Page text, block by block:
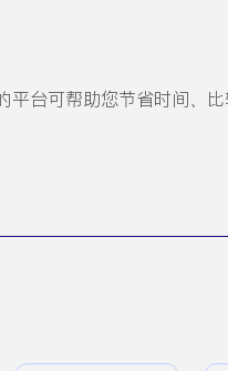
平台可帮助您节省时间、